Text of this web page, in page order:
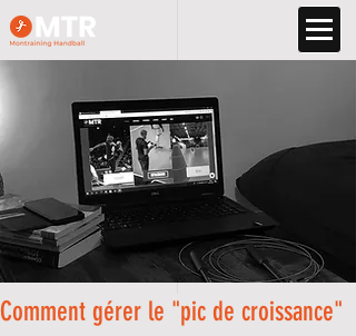
Comment gérer le "pic de croissance"